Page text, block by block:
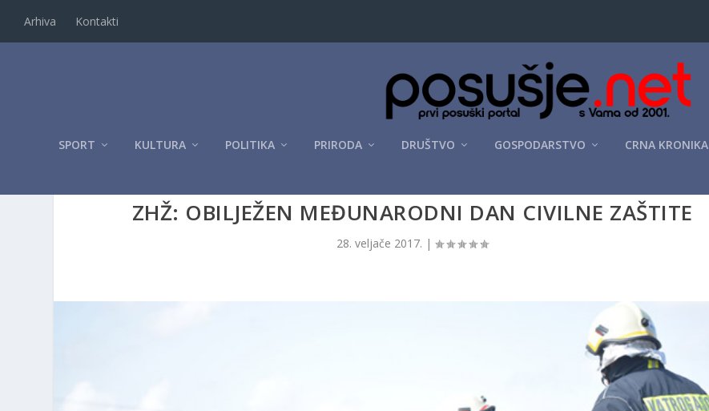
Arhiva Kontakti
SPORT KULTURA POLITIKA PRIRODA DRUŠTVO GOSPODARSTVO CRNA KRONIKA
ZHŽ: OBILJEŽEN MEĐUNARODNI DAN CIVILNE ZAŠTITE
28. veljače 2017. |